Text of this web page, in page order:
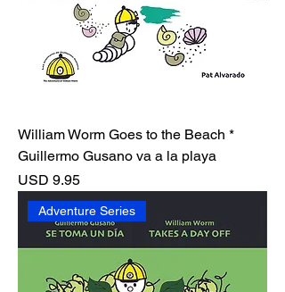
William Worm Goes to the Beach *
Guillermo Gusano va a la playa
Precio
USD 9.95
Adventure Series